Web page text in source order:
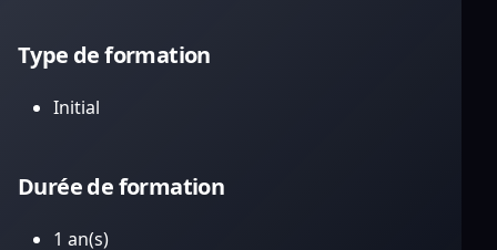
Type de formation
Initial
Durée de formation
1 an(s)